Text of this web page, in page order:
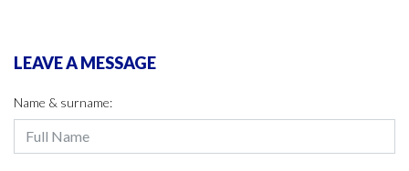
LEAVE A MESSAGE
Name & surname: